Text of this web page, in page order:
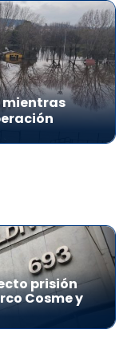
mientras
prisión
Cosme y